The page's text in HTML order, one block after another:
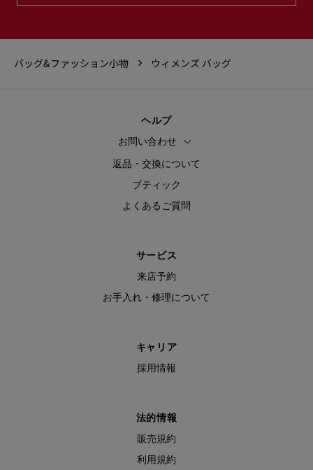
バッグ&ファッション小物 ウィメンズ バッグ
ヘルプ
お問い合わせ
返品・交換について
ブティック
よくあるご質問
サービス
来店予約
お手入れ・修理について
キャリア
採用情報
法的情報
販売規約
利用規約